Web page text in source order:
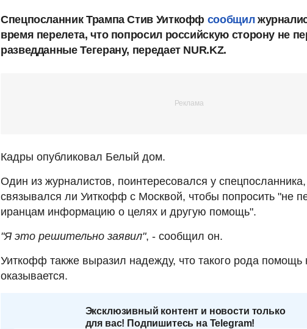
Спецпосланник Трампа Стив Уиткофф сообщил
время перелета, что попросил российскую сторону не
разведданные Тегерану, передает NUR.KZ.
Кадры опубликовал Белый дом.
Один из журналистов, поинтересовался у спецпосланника,
связывался ли Уиткофф с Москвой, чтобы попросить "не
иранцам информацию о целях и другую помощь".
"Я это решительно заявил", - сообщил он.
Уиткофф также выразил надежду, что такого рода помощь
оказывается.
Эксклюзивный контент и новости только
для вас! Подпишитесь на Telegram!